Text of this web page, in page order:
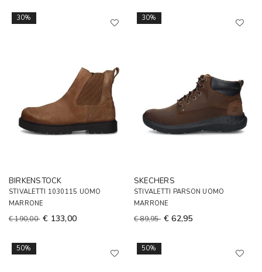
30%
BIRKENSTOCK
STIVALETTI 1030115 UOMO
MARRONE
€ 190,00 € 133,00
30%
SKECHERS
STIVALETTI PARSON UOMO
MARRONE
€ 89,95 € 62,95
50% 50%